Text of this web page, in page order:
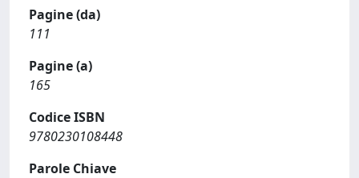
Pagine (da)
111
Pagine (a)
165
Codice ISBN
9780230108448
Parole Chiave